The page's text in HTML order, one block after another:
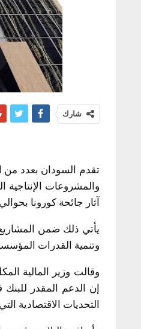
شارك
والمشروعات
آثار جائحة كورونا بحوالي 27 مليون دولار.
وتنمية القدرات
وقالت وزير المالية
إن الدعم المقدر
التحديات الاقتصادية